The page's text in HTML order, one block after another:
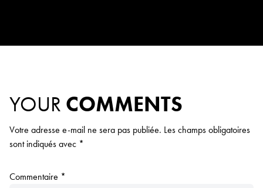
YOUR COMMENTS
Votre adresse e-mail ne sera pas publiée. Les champs obligatoires
sont indiqués avec *
Commentaire *